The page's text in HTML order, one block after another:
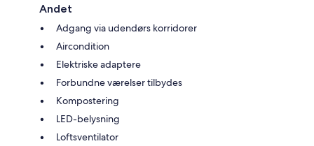
Andet
Adgang via udendørs korridorer
Aircondition
Elektriske adaptere
Forbundne værelser tilbydes
Kompostering
LED-belysning
Loftsventilator